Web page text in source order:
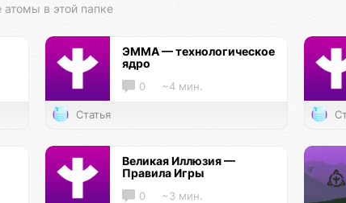
атомы в этой папке
ЭММА — технологическое
ядро
0 ~4 мин.
Статья
Великая Иллюзия —
Правила Игры
0 ~3 мин.